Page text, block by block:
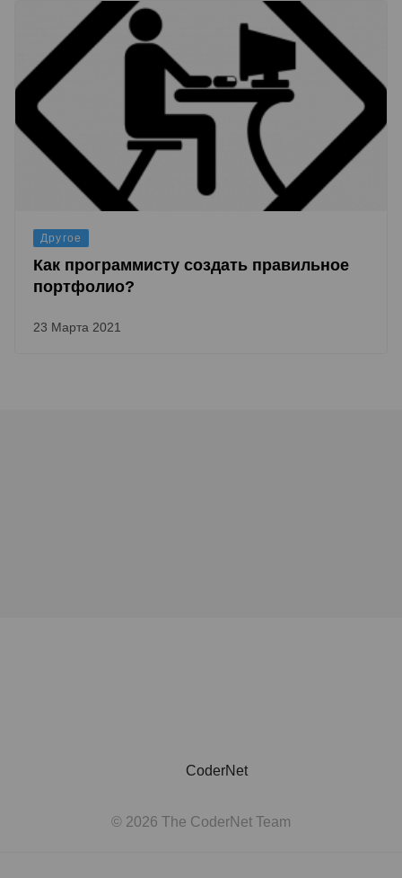
Другое
Как программисту создать правильное
портфолио?
23 Марта 2021
CoderNet
© 2026 The CoderNet Team